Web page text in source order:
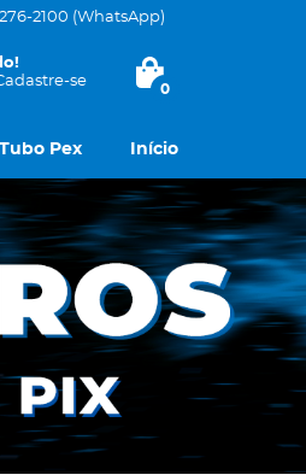
2100 (WhatsApp)
se 0
Tubo Pex Início